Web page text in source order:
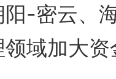
-密云、
域加大